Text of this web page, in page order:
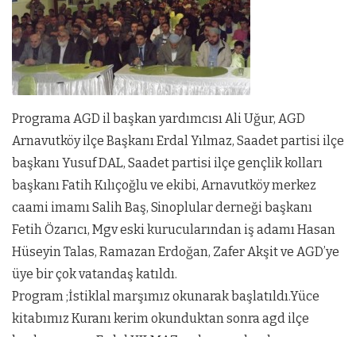
Programa AGD il başkan yardımcısı Ali Uğur, AGD
Arnavutköy ilçe Başkanı Erdal Yılmaz, Saadet partisi ilçe
başkanı Yusuf DAL, Saadet partisi ilçe gençlik kolları
başkanı Fatih Kılıçoğlu ve ekibi, Arnavutköy merkez
caami imamı Salih Baş, Sinoplular derneği başkanı
Fetih Özarıcı, Mgv eski kurucularından iş adamı Hasan
Hüseyin Talas, Ramazan Erdoğan, Zafer Akşit ve AGD’ye
üye bir çok vatandaş katıldı.
Program ;İstiklal marşımız okunarak başlatıldı.Yüce
kitabımız Kuranı kerim okunduktan sonra agd ilçe